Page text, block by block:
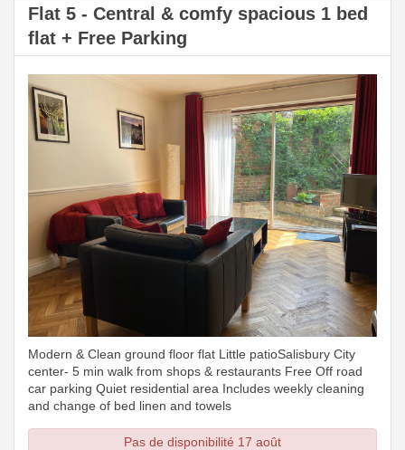
Flat 5 - Central & comfy spacious 1 bed
flat + Free Parking
Modern & Clean ground floor flat Little patioSalisbury City
center- 5 min walk from shops & restaurants Free Off road
car parking Quiet residential area Includes weekly cleaning
and change of bed linen and towels
Pas de disponibilité 17 août